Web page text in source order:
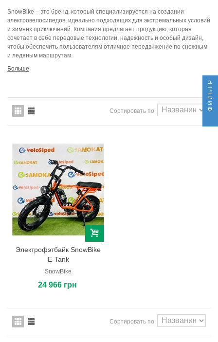
SnowBike – это бренд, который специализируется на создании
электровелосипедов, идеально подходящих для экстремальных условий
и зимних приключений. Компания предлагает продукцию, которая
сочетает в себе передовые технологии, надежность и особый дизайн,
чтобы обеспечить пользователям отличное передвижение по снежным
и ледяным маршрутам.
Больше
Сортировать по
Электрофэтбайк SnowBike
E-Tank
SnowBike
24 966 грн
Сортировать по
ФИЛЬТР